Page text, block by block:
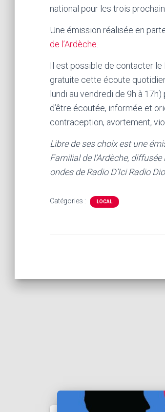
national pour les trois
Une émission réalisée en
de l’Ardèche
Il est possible de contacter le
gratuite cette écoute
lundi au vendredi de 9h à
d’être écoutée, informée et
contraception, avortement,
Libre de ses choix est une
Familial de l’Ardèche,
ondes de Radio D’Ici Radio
Catégories : LOCAL